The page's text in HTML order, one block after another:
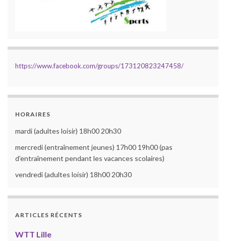
https://www.facebook.com/groups/173120823247458/
HORAIRES
mardi (adultes loisir) 18h00 20h30
mercredi (entraînement jeunes) 17h00 19h00 (pas
d’entraînement pendant les vacances scolaires)
vendredi (adultes loisir) 18h00 20h30
ARTICLES RÉCENTS
WTT Lille